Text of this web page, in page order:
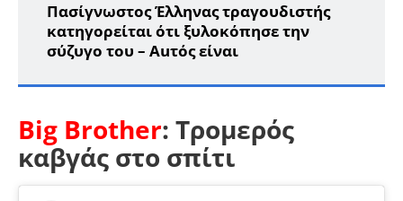
Πασίγνωστος Έλληνας τραγουδιστής
κατηγορείται ότι ξυλοκόπησε την
σύζυγο του – Auτός είναι
Big Brother: Τρομερός
καβγάς στο σπίτι